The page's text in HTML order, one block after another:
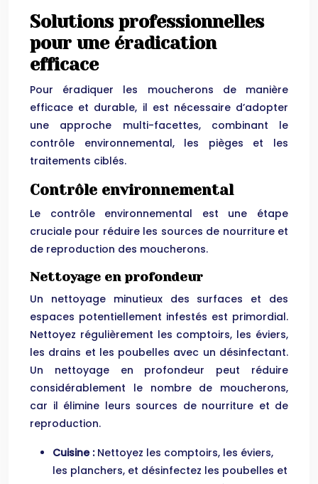
Solutions professionnelles
pour une éradication
efficace
Pour éradiquer les moucherons de manière
efficace et durable, il est nécessaire d’adopter
une approche multi-facettes, combinant le
contrôle environnemental, les pièges et les
traitements ciblés.
Contrôle environnemental
Le contrôle environnemental est une étape
cruciale pour réduire les sources de nourriture et
de reproduction des moucherons.
Nettoyage en profondeur
Un nettoyage minutieux des surfaces et des
espaces potentiellement infestés est primordial.
Nettoyez régulièrement les comptoirs, les éviers,
les drains et les poubelles avec un désinfectant.
Un nettoyage en profondeur peut réduire
considérablement le nombre de moucherons,
car il élimine leurs sources de nourriture et de
reproduction.
Cuisine : Nettoyez les comptoirs, les éviers,
les planchers, et désinfectez les poubelles et